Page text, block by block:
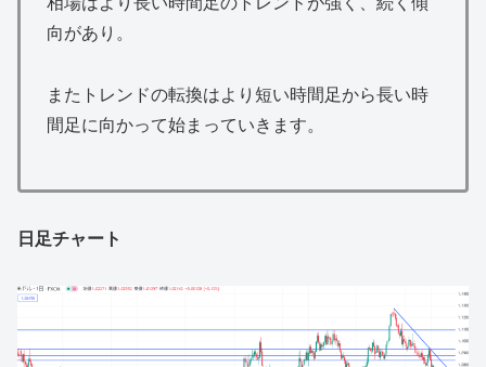
向があり。
またトレンドの転換はより短い時間足から長い時
間足に向かって始まっていきます。
日足チャート